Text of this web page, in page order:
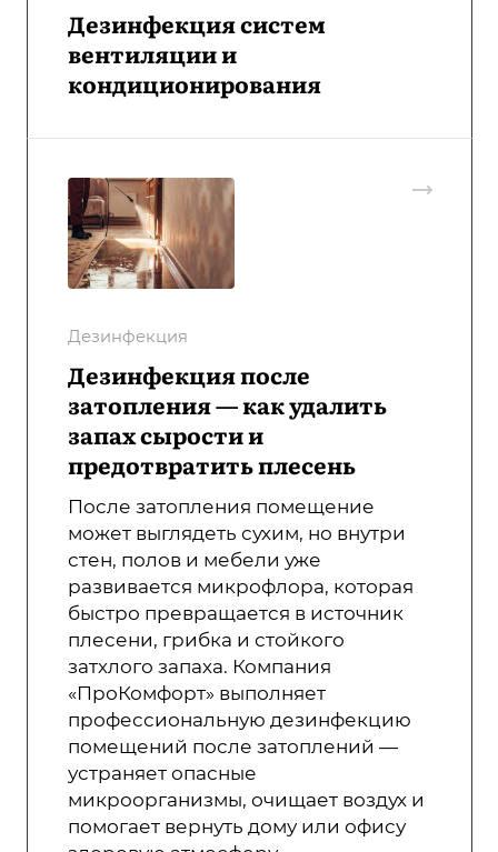
Дезинфекция систем
вентиляции и
кондиционирования
Дезинфекция
Дезинфекция после
затопления — как удалить
запах сырости и
предотвратить плесень
После затопления помещение
может выглядеть сухим, но внутри
стен, полов и мебели уже
развивается микрофлора, которая
быстро превращается в источник
плесени, грибка и стойкого
затхлого запаха. Компания
«ПроКомфорт» выполняет
профессиональную дезинфекцию
помещений после затоплений —
устраняет опасные
микроорганизмы, очищает воздух и
помогает вернуть дому или офису